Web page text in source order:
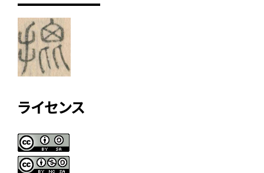
ライセンス